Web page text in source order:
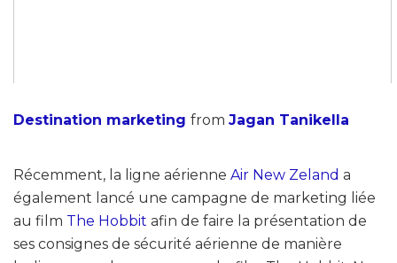
Destination marketing from Jagan Tanikella
Récemment, la ligne aérienne Air New Zeland a
également lancé une campagne de marketing liée
au film The Hobbit afin de faire la présentation de
ses consignes de sécurité aérienne de manière